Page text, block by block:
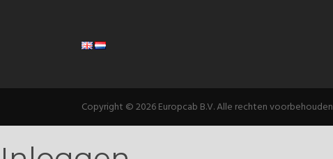
Copyright © 2026 Europcab B.V. Alle rechten voorbehouden